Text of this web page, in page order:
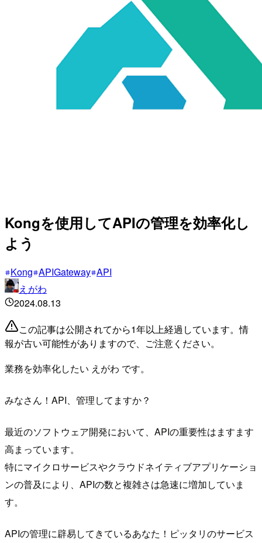
Kongを使用してAPIの管理を効率化し
よう
Kong APIGateway API
えがわ
2024.08.13
この記事は公開されてから1年以上経過しています。情
報が古い可能性がありますので、ご注意ください。
業務を効率化したい えがわ です。
みなさん！API、管理してますか？
最近のソフトウェア開発において、APIの重要性はますます
高まっています。
特にマイクロサービスやクラウドネイティブアプリケーショ
ンの普及により、APIの数と複雑さは急速に増加していま
す。
APIの管理に辟易してきているあなた！ピッタリのサービス